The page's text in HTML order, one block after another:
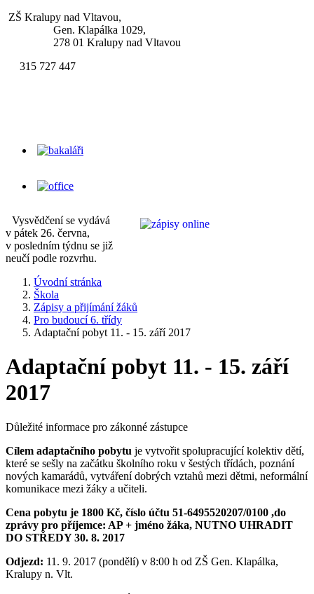
ZŠ Kralupy nad Vltavou,
Gen. Klapálka 1029,
278 01 Kralupy nad Vltavou
315 727 447
Vysvědčení se vydává
v pátek 26. června,
v posledním týdnu se již
neučí podle rozvrhu.
Úvodní stránka
Škola
Zápisy a přijímání žáků
Pro budoucí 6. třídy
Adaptační pobyt 11. - 15. září 2017
Adaptační pobyt 11. - 15. září
2017
Důležité informace pro zákonné zástupce
Cílem adaptačního pobytu je vytvořit spolupracující kolektiv dětí,
které se sešly na začátku školního roku v šestých třídách, poznání
nových kamarádů, vytváření dobrých vztahů mezi dětmi, neformální
komunikace mezi žáky a učiteli.
Cena pobytu je 1800 Kč, číslo účtu 51-6495520207/0100 ,do
zprávy pro příjemce: AP + jméno žáka, NUTNO UHRADIT
DO STŘEDY 30. 8. 2017
Odjezd: 11. 9. 2017 (pondělí) v 8:00 h od ZŠ Gen. Klapálka,
Kralupy n. Vlt.